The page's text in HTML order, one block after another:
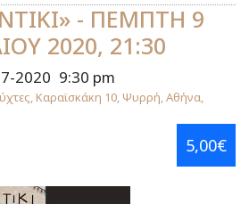
- ΠΕΜΠΤΗ 9
2020, 21:30
2020 9:30 pm
Καραϊσκάκη 10, Ψυρρή, Αθήνα,
5,00€